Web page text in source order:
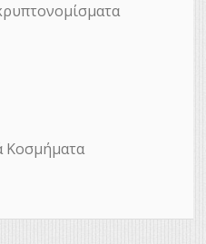
Κοσμήματα